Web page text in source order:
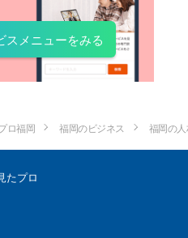
スメニューをみる
ロ福岡 福岡のビジネス 福岡の
たプロ